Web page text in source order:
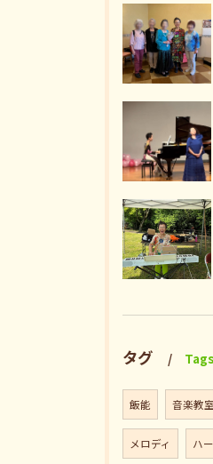
タグ Tags
飯能 音楽教室
メロディ ハ